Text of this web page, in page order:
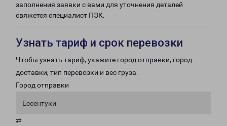
заполнения заявки с вами для уточнения деталей
свяжется специалист ПЭК.
Узнать тариф и срок перевозки
Чтобы узнать тариф, укажите город отправки, город
доставки, тип перевозки и вес груза.
Город отправки
Ессентуки
⇄